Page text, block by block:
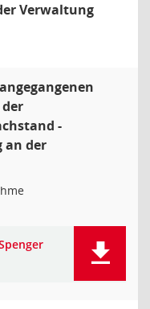
Verwaltung
-
an der